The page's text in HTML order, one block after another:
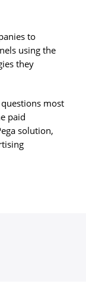
to
using the
they
most
paid
solution,